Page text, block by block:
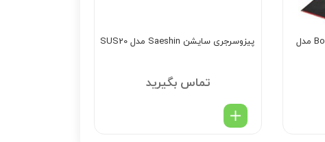
دستگاه الکتروسرجری بنارت Bonart مدل
پیزوسرجری سایشن Saeshin مدل SUS20
تماس بگیرید